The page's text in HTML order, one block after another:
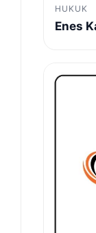
HUKUK
Enes